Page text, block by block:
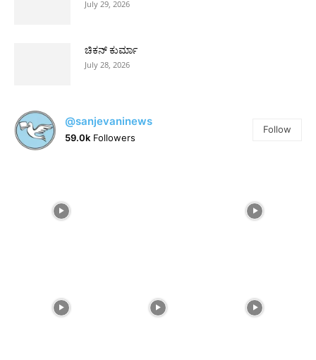
July 29, 2026
ಚಿಕನ್ ಕುರ್ಮಾ
July 28, 2026
@sanjevaninews
59.0k Followers
Follow